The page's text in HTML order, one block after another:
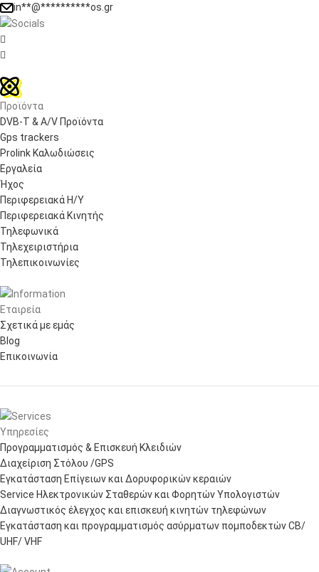
in**@**********os.gr


Προϊόντα
DVB-T & A/V Προϊόντα
Gps trackers
Prolink Καλωδιώσεις
Εργαλεία
Ήχος
Περιφερειακά Η/Υ
Περιφερειακά Κινητής
Τηλεφωνικά
Τηλεχειριστήρια
Τηλεπικοινωνίες
Εταιρεία
Σχετικά με εμάς
Blog
Επικοινωνία
Υπηρεσίες
Προγραμματισμός & Επισκευή Κλειδιών
Διαχείριση Στόλου /GPS
Εγκατάσταση Επίγειων και Δορυφορικών κεραιών
Service Ηλεκτρονικών Σταθερών και Φορητών Υπολογιστών
Διαγνωστικός έλεγχος και επισκευή κινητών τηλεφώνων
Εγκατάσταση και προγραμματισμός ασύρματων πομποδεκτών CB/
UHF/ VHF